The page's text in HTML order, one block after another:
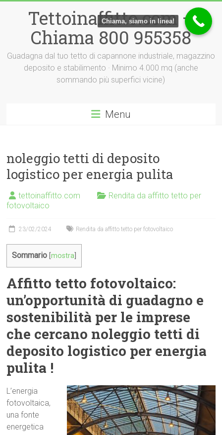
contenutoTettoinaffitto.com –
Chiama 800 955358
Guadagna dal tuo tetto di capannone industriale, magazzino
deposito e stabilimento · Minimo 4.000 mq (anche
sommando più superfici vicine)
Menu
noleggio tetti di deposito
logistico per energia pulita
tettoinaffitto.com
Rendita da affitto tetto per
fotovoltaico
23/02/2024 Rendita da affitto tetto per fotovoltaico
Sommario [mostra
Affitto tetto fotovoltaico:
un’opportunità di guadagno e
sostenibilità per le imprese
che cercano noleggio tetti di
deposito logistico per energia
pulita !
L’energia
fotovoltaica,
una fonte
energetica
Chiama, siamo in linea!